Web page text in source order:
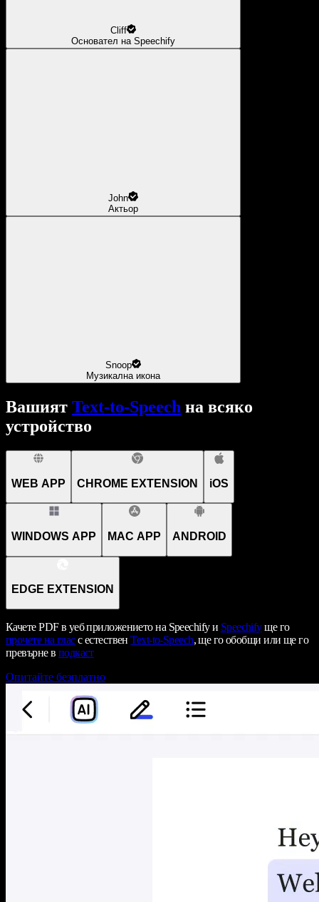
Cliff
Основател на Speechify
John
Актьор
Snoop
Музикална икона
Вашият Text-to-Speech на всяко
устройство
WEB APP CHROME EXTENSION iOS
WINDOWS APP MAC APP ANDROID
EDGE EXTENSION
Качете PDF в уеб приложението на Speechify и Speechifyще го
прочете на гласс естественText-to-Speech, ще го обобщи или ще го
превърне в подкаст
Опитайте безплатно